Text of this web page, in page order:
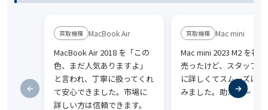
MacBook Air
MacBook Air 2018 を「この
色、まだ人気ありますよ」
と言われ、丁寧に扱ってくれ
て安心できました。市場に
詳しい方は信頼できます。
Mac mini
Mac mini 2023 M2 を初
売ったけど、スタッフが
に詳しくてスムーズに話
みました。助かる〜